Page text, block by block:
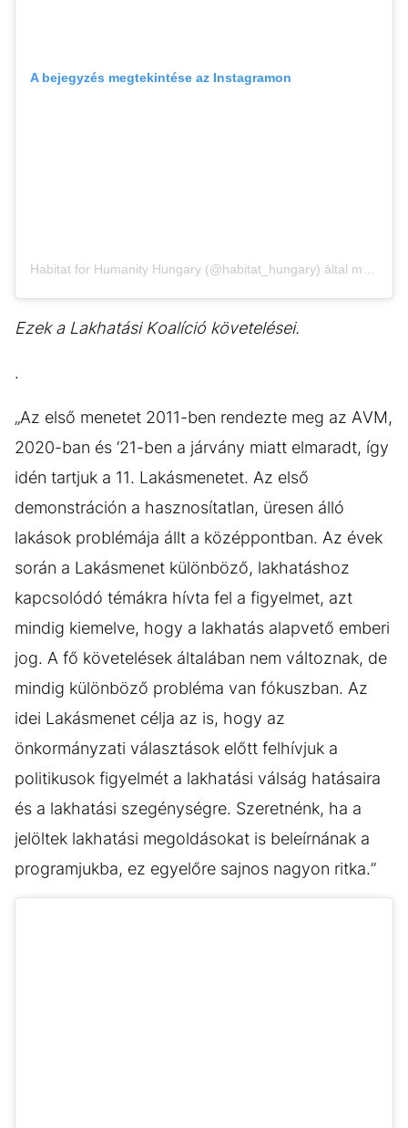
A bejegyzés megtekintése az Instagramon
Ezek a Lakhatási Koalíció követelései.
.
„Az első menetet 2011-ben rendezte meg az AVM,
2020-ban és ‘21-ben a járvány miatt elmaradt, így
idén tartjuk a 11. Lakásmenetet. Az első
demonstráción a hasznosítatlan, üresen álló
lakások problémája állt a középpontban. Az évek
során a Lakásmenet különböző, lakhatáshoz
kapcsolódó témákra hívta fel a figyelmet, azt
mindig kiemelve, hogy a lakhatás alapvető emberi
jog. A fő követelések általában nem változnak, de
mindig különböző probléma van fókuszban. Az
idei Lakásmenet célja az is, hogy az
önkormányzati választások előtt felhívjuk a
politikusok figyelmét a lakhatási válság hatásaira
és a lakhatási szegénységre. Szeretnénk, ha a
jelöltek lakhatási megoldásokat is beleírnának a
programjukba, ez egyelőre sajnos nagyon ritka.”